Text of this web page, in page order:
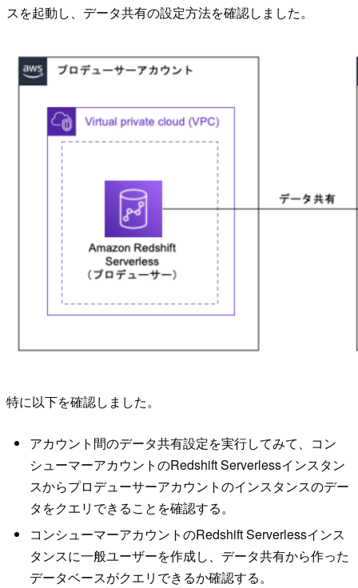
スを起動し、データ共有の設定方法を確認しました。
特に以下を確認しました。
アカウント間のデータ共有設定を実行してみて、コン
シューマーアカウントのRedshift Serverlessインスタン
スからプロデューサーアカウントのインスタンスのデー
タをクエリできることを確認する。
コンシューマーアカウントのRedshift Serverlessインス
タンスに一般ユーザーを作成し、データ共有から作った
データベースがクエリできるか確認する。